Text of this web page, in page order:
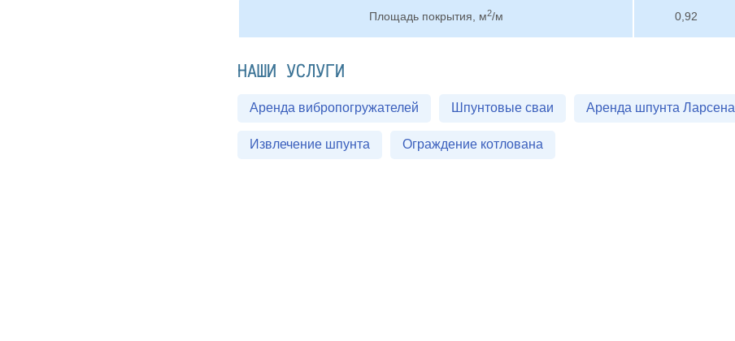
Площадь покрытия, м2/м 0,92
НАШИ УСЛУГИ
Аренда вибропогружателей Шпунтовые сваи Аренда шпунта Ларсена
Извлечение шпунта Ограждение котлована